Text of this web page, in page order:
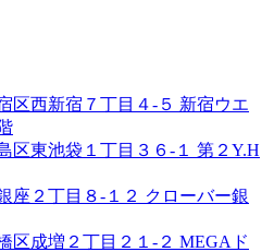
区西新宿７丁目４-５ 新宿ウエ
区東池袋１丁目３６-１ 第２Y.H
座２丁目８-１２ クローバー銀
区成増２丁目２１-２ MEGAド